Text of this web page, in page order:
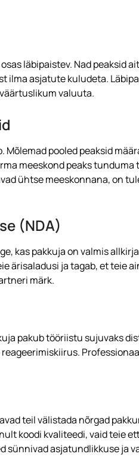
läbipaistev. Nad peaksid
ilma asjatute kuludeta.
valuuta.
Mõlemad pooled peaksid
meeskond peaks
ühtse meeskonnana, on
(NDA)
kas pakkuja on valmis
ärisaladusi ja tagab, et teie
märk.
pakub tööriistu sujuvaks
teil välistada nõrgad
koodi kvaliteedi, vaid teie
sünnivad asjatundlikkuse ja